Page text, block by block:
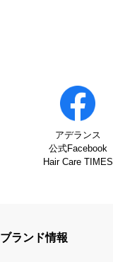
アデランス
公式Facebook
Hair Care TIMES
ブランド情報